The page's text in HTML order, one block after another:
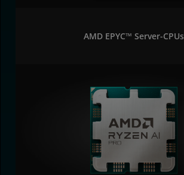
AMD EPYC™ Server-CPUs